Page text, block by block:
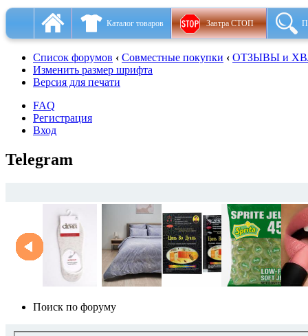
Каталог товаров Завтра СТОП
Список форумов ‹ Совместные покупки ‹ ОТЗЫВЫ и
Изменить размер шрифта
Версия для печати
FAQ
Регистрация
Вход
Telegram
Поиск по форуму